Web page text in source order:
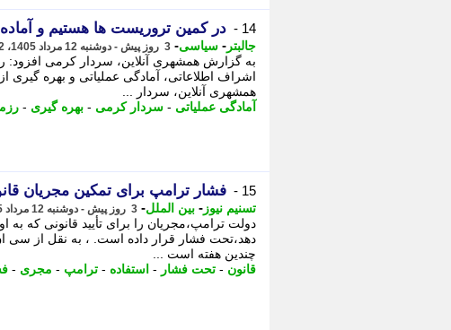
14 - در کمین تروریست ها هستیم و
جالبتر - سیاسی- 3 روز پیش - دوشنبه 12 مرداد 1405، 19:42
به گزارش همشهری آنلاین، سردار کرمی افزود:
اشراف اطلاعاتی، آمادگی عملیاتی و بهره گیری
همشهری آنلاین، سردار ...
آمادگی عملیاتی - سردار کرمی - بهره گیری -
15 - فشار ترامپ برای تمکین مجریان
تسنیم نیوز - بین الملل- 3 روز پیش - دوشنبه 12 مرداد 1405، 14:50
دولت ترامپ،مجریان را برای تأیید قانونی که
دهد،تحت فشار قرار داده است. ، به نقل از سی
چندین هفته است ...
قانون - تحت فشار - استفاده - ترامپ - مجری -